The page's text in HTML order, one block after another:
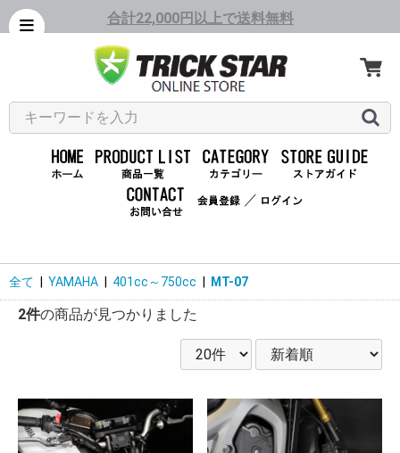
合計22,000円以上で送料無料
／
全て YAMAHA 401cc～750cc MT-07
2件の商品が見つかりました